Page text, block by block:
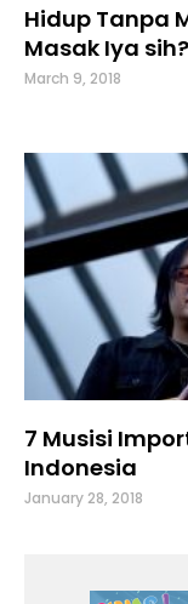
Hidup Tanpa
Masak Iya sih?
March 9, 2018
7 Musisi
Indonesia
January 28, 2018